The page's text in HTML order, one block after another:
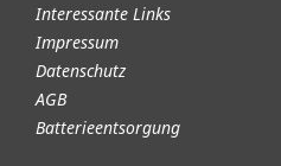
Interessante Links
Impressum
Datenschutz
AGB
Batterieentsorgung